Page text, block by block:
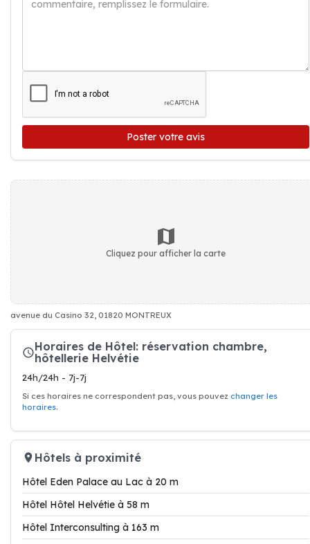
Poster votre avis
Cliquez pour afficher la carte
avenue du Casino 32, 01820 MONTREUX
Horaires de Hôtel: réservation chambre,
hôtellerie Helvétie
24h/24h - 7j-7j
Si ces horaires ne correspondent pas, vous pouvez changer les
horaires.
Hôtels à proximité
Hôtel Eden Palace au Lac à 20 m
Hôtel Hôtel Helvétie à 58 m
Hôtel Interconsulting à 163 m